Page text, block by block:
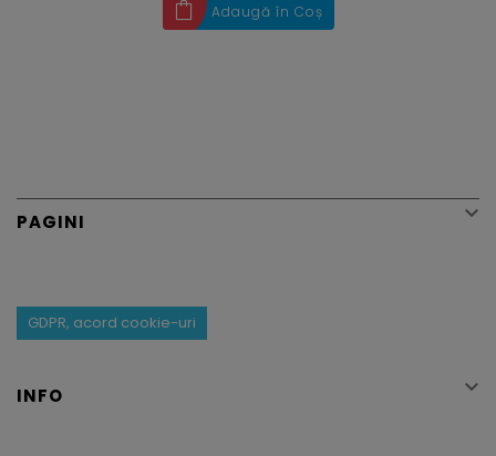
Adaugă în Coș
PAGINI 
GDPR, acord cookie-uri
INFO 